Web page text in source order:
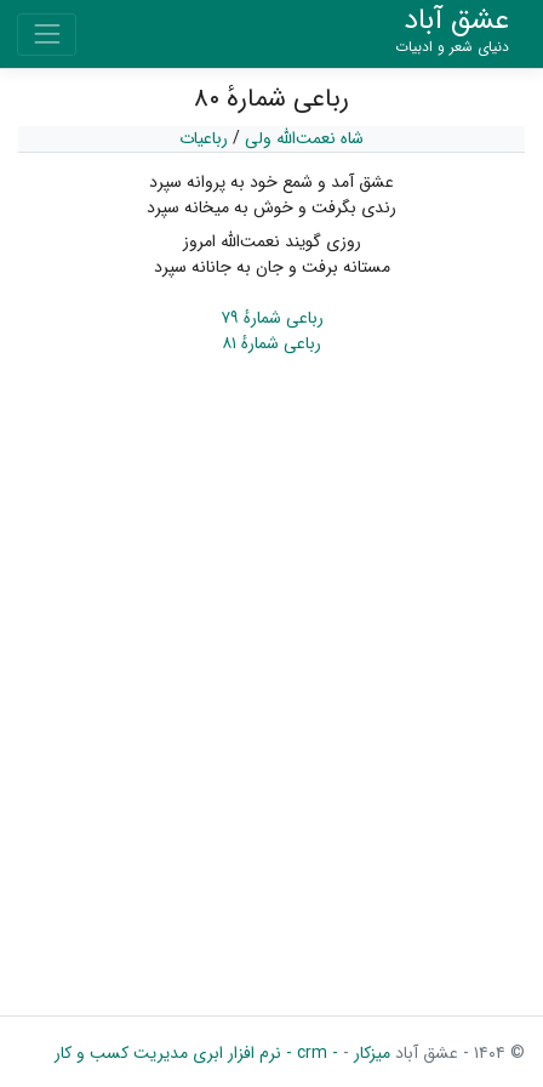
عشق آباد
دنیای شعر و ادبیات
رباعی شمارهٔ ۸۰
شاه نعمت‌الله ولی/ رباعیات
عشق آمد و شمع خود به پروانه سپرد
رندی بگرفت و خوش به میخانه سپرد
روزی گویند نعمت‌اللّه امروز
مستانه برفت و جان به جانانه سپرد
رباعی شمارهٔ ۷۹
رباعی شمارهٔ ۸۱
© ۱۴۰۴ - عشق آباد میزکار - - crm - نرم افزار ابری مدیریت کسب و کار